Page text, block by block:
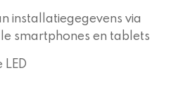
installatiegegevens via
smartphones en tablets